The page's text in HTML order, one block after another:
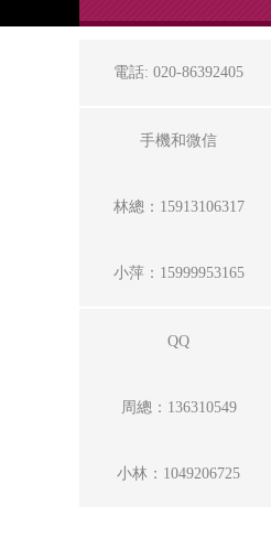
電話: 020-86392405
手機和微信
林總：15913106317
小萍：15999953165
QQ
周總：136310549
小林：1049206725